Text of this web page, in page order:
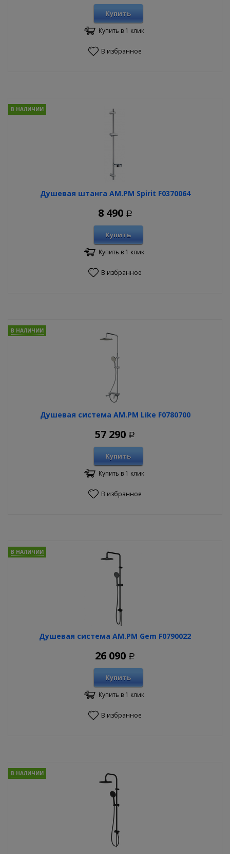
Купить
Купить в 1 клик
В избранное
Душевая штанга AM.PM Spirit F0370064
В НАЛИЧИИ
8 490 Р
Купить
Купить в 1 клик
В избранное
Душевая система AM.PM Like F0780700
В НАЛИЧИИ
57 290 Р
Купить
Купить в 1 клик
В избранное
Душевая система AM.PM Gem F0790022
В НАЛИЧИИ
26 090 Р
Купить
Купить в 1 клик
В избранное
В НАЛИЧИИ